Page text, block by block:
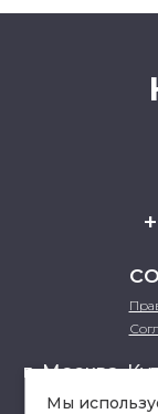
г. Москва,
Мы